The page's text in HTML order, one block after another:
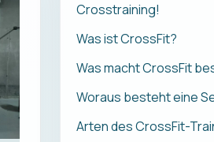
Crosstraining!
Was ist CrossFit?
Was macht CrossFit
Woraus besteht eine
Arten des CrossFit-